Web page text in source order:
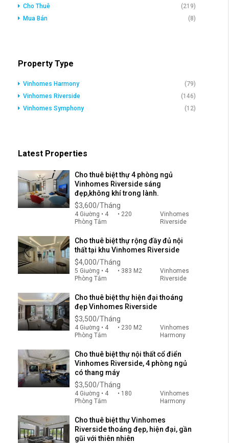
Cho Thuê
(219)
Mua Bán
(8)
Property Type
Vinhomes Harmony
(79)
Vinhomes Riverside
(146)
Vinhomes Symphony
(12)
Latest Properties
Cho thuê biệt thự 4 phòng ngủ
Vinhomes Riverside sáng
đẹp,không khí trong lành.
$3,600/Tháng
4 Giường • 4
Phòng Tắm
• 220
Vinhomes
Riverside
Cho thuê biệt thự rộng đầy đủ nội
thất tại khu Vinhomes Riverside
$4,000/Tháng
5 Giường • 4
Phòng Tắm
• 383 M2
Vinhomes
Riverside
Cho thuê biệt thự hiện đại thoáng
đẹp Vinhomes Riverside
$3,500/Tháng
4 Giường • 4
Phòng Tắm
• 230 M2
Vinhomes
Harmony
Cho thuê biệt thự nội thất cổ điển
Vinhomes Riverside, 4 phòng ngủ
có thang máy
$3,500/Tháng
4 Giường • 4
Phòng Tắm
• 180
Vinhomes
Harmony
Cho thuê biệt thự Vinhomes
Riverside thoáng đẹp, hiện đại, gần
gũi với thiên nhiên